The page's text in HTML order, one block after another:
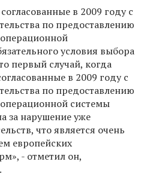
в 2009 году с
по предоставлению
условия выбора
первый случай, когда
в 2009 году с
по предоставлению
системы
за нарушение уже
что является очень
европейских
- отметил он,
.